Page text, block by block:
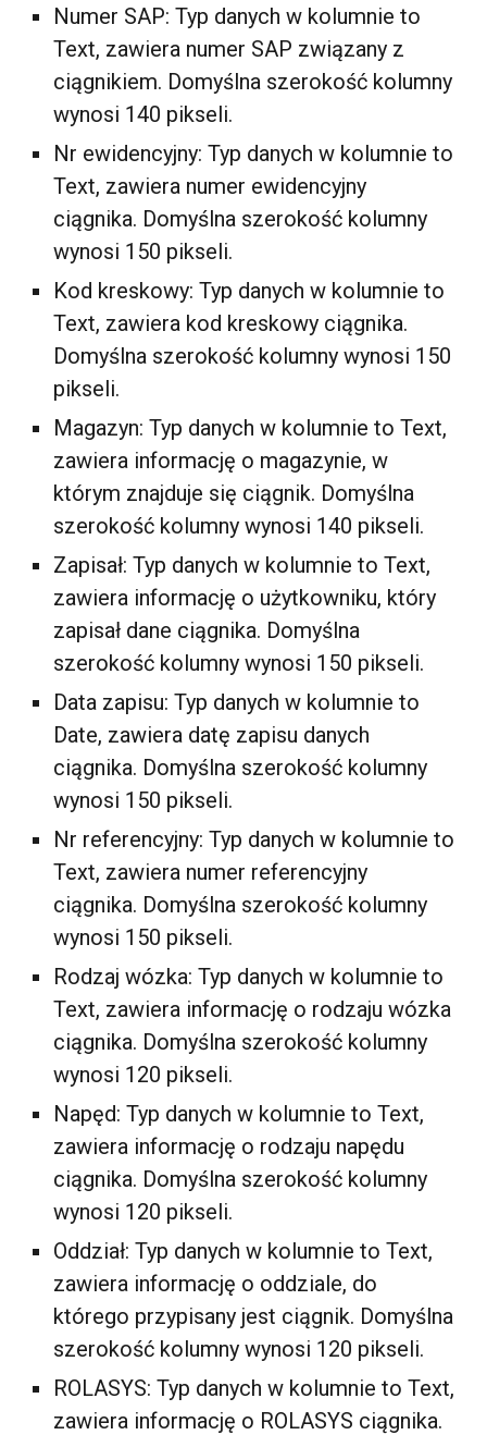
Numer SAP: Typ danych w kolumnie to
Text, zawiera numer SAP związany z
ciągnikiem. Domyślna szerokość kolumny
wynosi 140 pikseli.
Nr ewidencyjny: Typ danych w kolumnie to
Text, zawiera numer ewidencyjny
ciągnika. Domyślna szerokość kolumny
wynosi 150 pikseli.
Kod kreskowy: Typ danych w kolumnie to
Text, zawiera kod kreskowy ciągnika.
Domyślna szerokość kolumny wynosi 150
pikseli.
Magazyn: Typ danych w kolumnie to Text,
zawiera informację o magazynie, w
którym znajduje się ciągnik. Domyślna
szerokość kolumny wynosi 140 pikseli.
Zapisał: Typ danych w kolumnie to Text,
zawiera informację o użytkowniku, który
zapisał dane ciągnika. Domyślna
szerokość kolumny wynosi 150 pikseli.
Data zapisu: Typ danych w kolumnie to
Date, zawiera datę zapisu danych
ciągnika. Domyślna szerokość kolumny
wynosi 150 pikseli.
Nr referencyjny: Typ danych w kolumnie to
Text, zawiera numer referencyjny
ciągnika. Domyślna szerokość kolumny
wynosi 150 pikseli.
Rodzaj wózka: Typ danych w kolumnie to
Text, zawiera informację o rodzaju wózka
ciągnika. Domyślna szerokość kolumny
wynosi 120 pikseli.
Napęd: Typ danych w kolumnie to Text,
zawiera informację o rodzaju napędu
ciągnika. Domyślna szerokość kolumny
wynosi 120 pikseli.
Oddział: Typ danych w kolumnie to Text,
zawiera informację o oddziale, do
którego przypisany jest ciągnik. Domyślna
szerokość kolumny wynosi 120 pikseli.
ROLASYS: Typ danych w kolumnie to Text,
zawiera informację o ROLASYS ciągnika.